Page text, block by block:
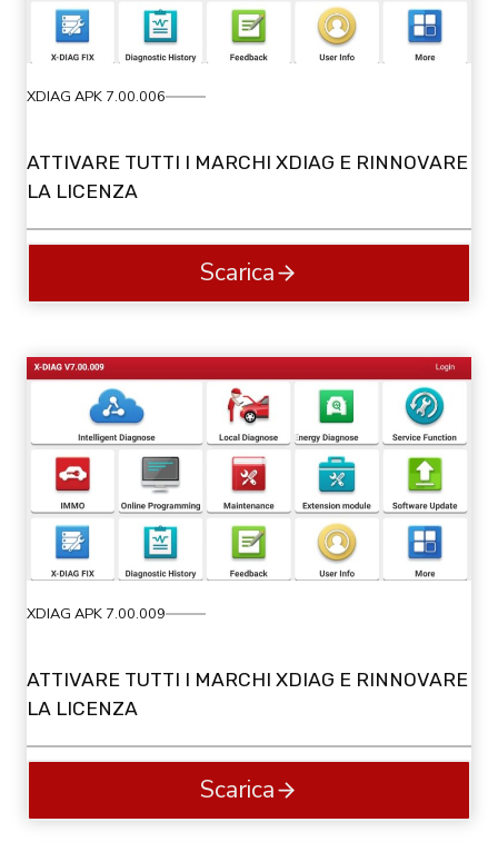
XDIAG APK 7.00.006
ATTIVARE TUTTI I MARCHI XDIAG E RINNOVARE
LA LICENZA
Scarica
XDIAG APK 7.00.009
ATTIVARE TUTTI I MARCHI XDIAG E RINNOVARE
LA LICENZA
Scarica